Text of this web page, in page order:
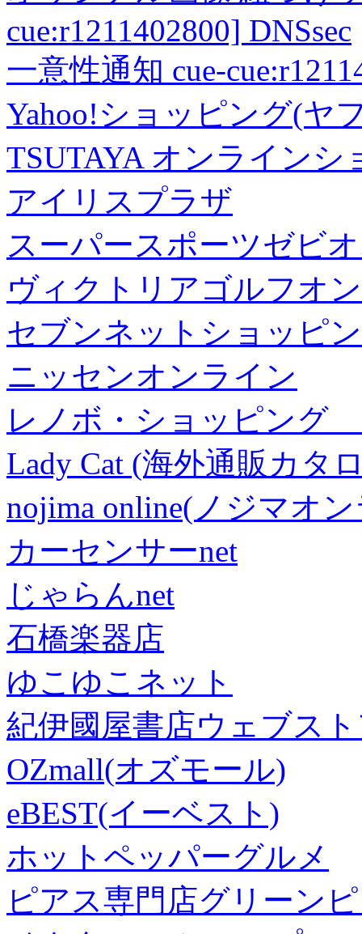
cue:r1211402800] DNSsec
一意性通知 cue-
Yahoo!ショッピング(ヤ
TSUTAYA オンラインシ
アイリスプラザ
スーパースポーツゼビ
ヴィクトリアゴルフオ
セブンネットショッピ
ニッセンオンライン
レノボ・ショッピング
Lady Cat (海外通販カタ
nojima online(ノジマオ
カーセンサーnet
じゃらんnet
石橋楽器店
ゆこゆこネット
紀伊國屋書店ウェブス
OZmall(オズモール)
eBEST(イーベスト)
ホットペッパーグルメ
ピアス専門店グリーン